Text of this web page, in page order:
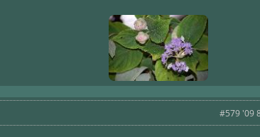
#579 '09